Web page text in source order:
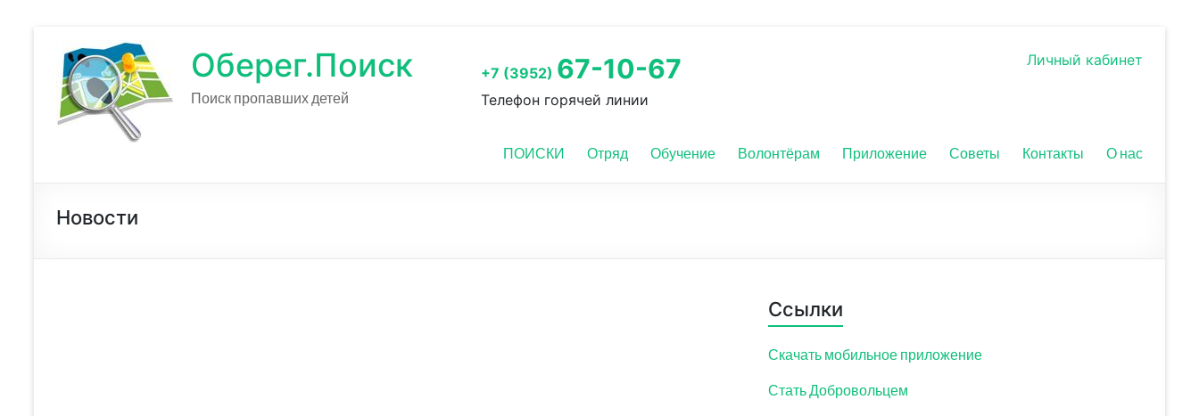
Оберег.Поиск
Поиск пропавших детей
+7 (3952) 67-10-67
Телефон горячей линии
Личный кабинет
ПОИСКИ Отряд Обучение Волонтёрам Приложение Советы Контакты О нас
Новости
Ссылки
Скачать мобильное приложение
Стать Добровольцем